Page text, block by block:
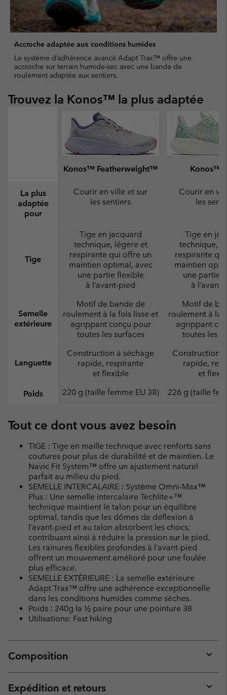
Accroche adaptée aux conditions humides
Le système d’adhérence avancé Adapt Trax™ offre une
accroche sur terrain humide-sec avec une bande de
roulement adaptée aux sentiers.
Trouvez la Konos™ la plus adaptée
Konos™ Featherweight™ Konos™
La plus
adaptée
pour
Courir en ville et sur
les sentiers
Courir en
les
Tige
Tige en jacquard
technique, légère et
respirante qui offre un
maintien optimal, avec
une partie flexible
à l’avant-pied
Tige en
technique,
respirante
maintien
une partie
à
Semelle
extérieure
Motif de bande de
roulement à la fois lisse et
agrippant conçu pour
toutes les surfaces
Motif de
roulement à la
agrippant
toutes les
Languette
Construction à séchage
rapide, respirante
et flexible
Construction
rapide,
et
Poids 220 g (taille femme EU 38) 226 g (taille
Tout ce dont vous avez besoin
TIGE : Tige en maille technique avec renforts sans
coutures pour plus de durabilité et de maintien. Le
Navic Fit System™ offre un ajustement naturel
parfait au milieu du pied.
SEMELLE INTERCALAIRE : Système Omni-Max™
Plus : Une semelle intercalaire Techlite+™
technique maintient le talon pour un équilibre
optimal, tandis que les dômes de déflexion à
l’avant-pied et au talon absorbent les chocs,
contribuant ainsi à réduire la pression sur le pied.
Les rainures flexibles profondes à l’avant-pied
offrent un mouvement amélioré pour une foulée
plus efficace.
SEMELLE EXTÉRIEURE : La semelle extérieure
Adapt Trax™ offre une adhérence exceptionnelle
dans les conditions humides comme sèches.
Poids : 240g la ½ paire pour une pointure 38
Utilisations: Fast hiking
Composition
or
Expédition et retours